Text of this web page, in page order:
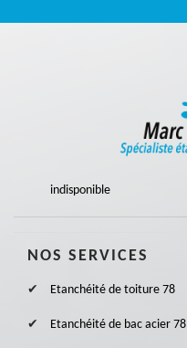
indisponible
NOS SERVICES
Etanchéité de toiture 78
Etanchéité de bac acier 78